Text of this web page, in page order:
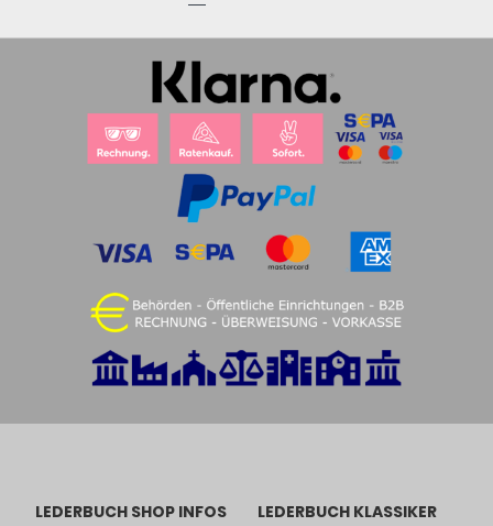
LEDERBUCH SHOP INFOS LEDERBUCH KLASSIKER